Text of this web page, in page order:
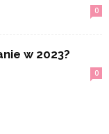
0
w 2023?
0